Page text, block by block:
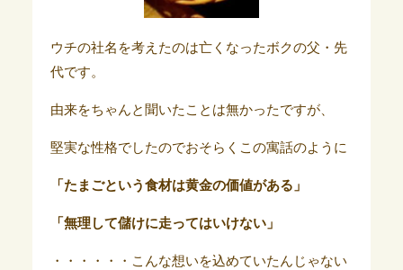
ウチの社名を考えたのは亡くなったボクの父・先
代です。
由来をちゃんと聞いたことは無かったですが、
堅実な性格でしたのでおそらくこの寓話のように
「たまごという食材は黄金の価値がある」
「無理して儲けに走ってはいけない」
・・・・・・こんな想いを込めていたんじゃない